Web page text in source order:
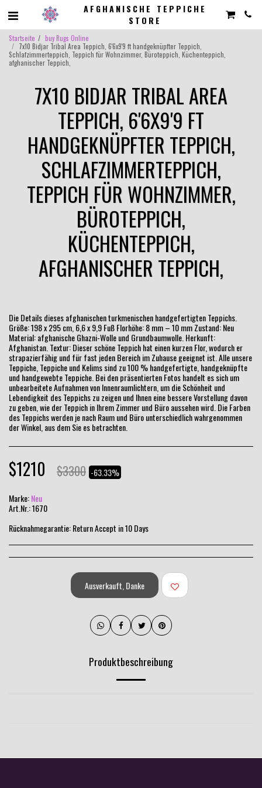
AFGHANISCHE TEPPICHE
STORE
Startseite
buy Rugs Online
7x10 Bidjar Tribal Area Teppich, 6'6x9'9 ft handgeknüpfter Teppich,
Schlafzimmerteppich, Teppich für Wohnzimmer, Büroteppich, Küchenteppich,
afghanischer Teppich,
7X10 BIDJAR TRIBAL AREA
TEPPICH, 6'6X9'9 FT
HANDGEKNÜPFTER TEPPICH,
SCHLAFZIMMERTEPPICH,
TEPPICH FÜR WOHNZIMMER,
BÜROTEPPICH,
KÜCHENTEPPICH,
AFGHANISCHER TEPPICH,
Die Details dieses afghanischen turkmenischen handgefertigten Teppichs.
Größe: 198 x 295 cm, 6,6 x 9,9 Fuß Florhöhe: 8 mm – 10 mm Zustand: Neu
Material: afghanische Ghazni-Wolle und Grundbaumwolle. Herkunft:
Afghanistan. Textur: Dieser schöne Teppich hat einen kurzen Flor, wodurch er
strapazierfähig und für fast jeden Bereich im Zuhause geeignet ist. Alle unsere
Teppiche, Teppiche und Kelims sind zu 100 % handgefertigte, handgeknüpfte
und handgewebte Teppiche. Bei den präsentierten Fotos handelt es sich um
unbearbeitete Aufnahmen von Innenraumlichtern, um die Schönheit und
Lebendigkeit des Teppichs zu zeigen und Ihnen eine bessere Vorstellung davon
zu geben, wie der Teppich in Ihrem Zimmer und Büro aussehen wird. Die Farben
des Teppichs werden je nach Raum und Büro unterschiedlich wahrgenommen
der Winkel, aus dem Sie es betrachten.
$1210 $3300 -63.33%
Marke:Neu
Art.Nr.:1670
Rücknahmegarantie:Return Accept in 10 Days
Ausverkauft, Danke
Produktbeschreibung